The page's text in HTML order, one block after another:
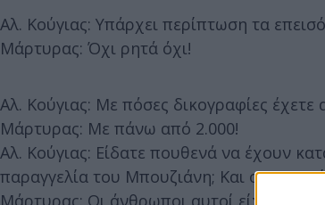
Αλ. Κούγιας: Υπάρχει περίπτωση τα
Μάρτυρας: Όχι ρητά όχι!
Αλ. Κούγιας: Με πόσες δικογραφίες έχετε
Μάρτυρας: Με πάνω από 2.000!
Αλ. Κούγιας: Είδατε πουθενά να έχουν
παραγγελία του Μπουζιάνη; Και οι
Μάρτυρας: Οι άνθρωποι αυτοί είχαν